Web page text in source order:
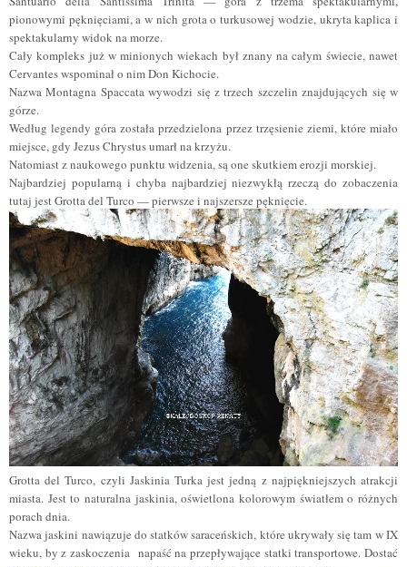
pionowymi pęknięciami, a w nich grota o turkusowej wodzie, ukryta kaplica i
spektakularny widok na morze.
Cały kompleks już w minionych wiekach był znany na całym świecie, nawet
Cervanteswspominał o nimDon Kichocie.
Nazwa Montagna Spaccata wywodzi się z trzech szczelin znajdujących się w
górze.
Według legendy góra została przedzielona przez trzęsienie ziemi, które miało
miejsce, gdy Jezus Chrystus umarł na krzyżu.
Natomiast z naukowego punktu widzenia, są one skutkiem erozji morskiej.
Najbardziej popularną i chyba najbardziej niezwykłą rzeczą do zobaczenia
tutaj jest Grotta del Turco — pierwsze i najszersze pęknięcie.
Grotta del Turco, czyli Jaskinia Turka jest jedną z najpiękniejszych atrakcji
miasta. Jest to naturalna jaskinia, oświetlona kolorowym światłem o różnych
porach dnia.
Nazwa jaskini nawiązuje do statków saraceńskich, które ukrywały się tam w IX
wieku, by z zaskoczenia napaść na przepływające statki transportowe. Dostać